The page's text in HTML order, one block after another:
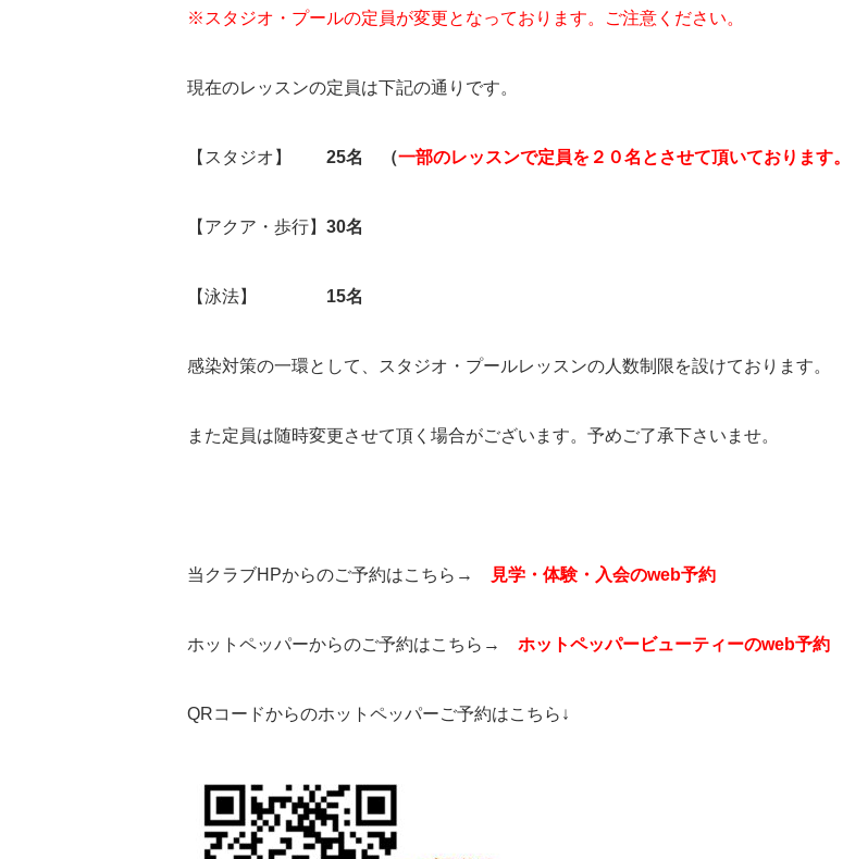
※スタジオ・プールの定員が変更となっております。ご注意ください。
現在のレッスンの定員は下記の通りです。
【スタジオ】 25名 （一部のレッスンで定員を２０名とさせて頂いております。
【アクア・歩行】 30名
【泳法】 15名
感染対策の一環として、スタジオ・プールレッスンの人数制限を設けております。
また定員は随時変更させて頂く場合がございます。予めご了承下さいませ。
当クラブHPからのご予約はこちら→ 見学・体験・入会のweb予約
ホットペッパーからのご予約はこちら→ ホットペッパービューティーのweb予約
QRコードからのホットペッパーご予約はこちら↓